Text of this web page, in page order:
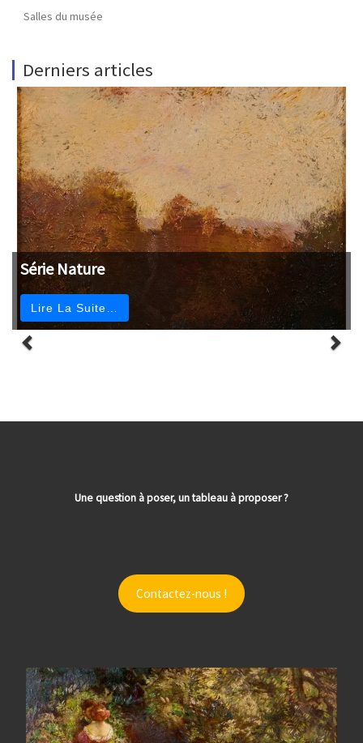
Salles du musée
Derniers articles
Série Nature
Lire La Suite…
Une question à poser, un tableau à proposer ?
Contactez-nous !